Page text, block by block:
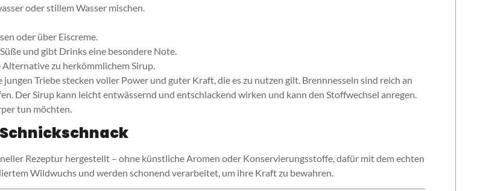
oder stillem Wasser mischen.
oder über Eiscreme.
und gibt Drinks eine besondere Note.
Alternative zu herkömmlichem Sirup.
Triebe stecken voller Power und guter Kraft, die es zu nutzen gilt. Brennnesseln sind reich an
Der Sirup kann leicht entwässernd und entschlackend wirken und kann den Stoffwechsel anregen.
tun möchten.
Rezeptur hergestellt – ohne künstliche Aromen oder Konservierungsstoffe, dafür mit dem echten
Wildwuchs und werden schonend verarbeitet, um ihre Kraft zu bewahren.